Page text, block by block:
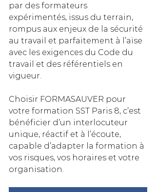
par des formateurs
expérimentés, issus du terrain,
rompus aux enjeux de la sécurité
au travail et parfaitement à l’aise
avec les exigences du Code du
travail et des référentiels en
vigueur.
Choisir FORMASAUVER pour
votre formation SST Paris 8, c’est
bénéficier d’un interlocuteur
unique, réactif et à l’écoute,
capable d’adapter la formation à
vos risques, vos horaires et votre
organisation.